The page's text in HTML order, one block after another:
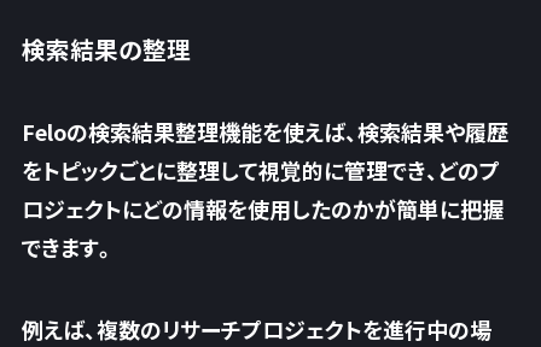
検索結果の整理
Feloの検索結果整理機能を使えば、検索結果や履歴
をトピックごとに整理して視覚的に管理でき、どのプ
ロジェクトにどの情報を使用したのかが簡単に把握
できます。
例えば、複数のリサーチプロジェクトを進行中の場